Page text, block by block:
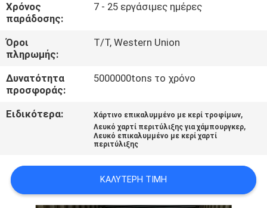
ΕΙΔΉΣΕΙΣ
ΥΠΟΘΈΣΕΙΣ
SITEMAP
ΑΠΟΡΡΉΤΟΥ
Χρόνος
παράδοσης:
7 - 25 εργάσιμες ημέρες
Όροι
πληρωμής:
T/T, Western Union
Δυνατότητα
προσφοράς:
5000000tons το χρόνο
Ειδικότερα: Χάρτινο επικαλυμμένο με κερί τροφίμων,
Λευκό χαρτί περιτύλιξης για χάμπουργκερ,
Λευκό επικαλυμμένο με κερί χαρτί
περιτύλιξης
ΚΑΛΎΤΕΡΗ ΤΙΜΉ